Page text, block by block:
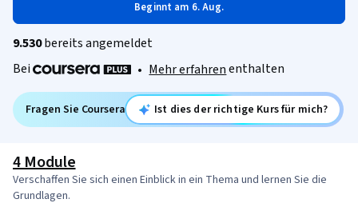
Beginnt am 6. Aug.
9.530bereits angemeldet
Bei
• Mehr erfahrenenthalten
Fragen Sie Coursera Ist dies der richtige Kurs für mich?
4 Module
Verschaffen Sie sich einen Einblick in ein Thema und lernen Sie die
Grundlagen.